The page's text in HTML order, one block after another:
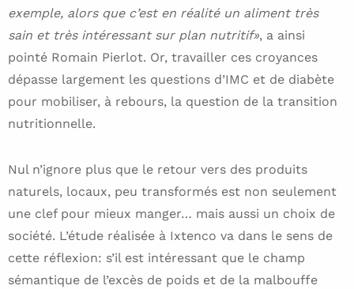
exemple, alors que c’est en réalité un aliment très
sain et très intéressant sur plan nutritif», a ainsi
pointé Romain Pierlot. Or, travailler ces croyances
dépasse largement les questions d’IMC et de diabète
pour mobiliser, à rebours, la question de la transition
nutritionnelle.
Nul n’ignore plus que le retour vers des produits
naturels, locaux, peu transformés est non seulement
une clef pour mieux manger… mais aussi un choix de
société. L’étude réalisée à Ixtenco va dans le sens de
cette réflexion: s’il est intéressant que le champ
sémantique de l’excès de poids et de la malbouffe